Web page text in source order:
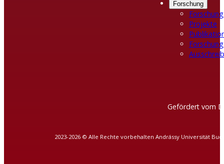
Forschung
Projekte
Gefördert vom
2023-2026 © Alle Rechte vorbehalten Andrássy Universität